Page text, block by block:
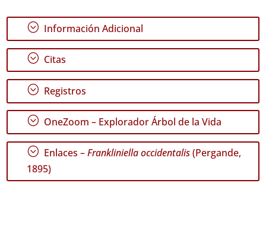
de
Precisión
P1
Rango
de
Fechas
GBIF -
Ocurrencias
; Información Adicional
; Citas
; Registros
; OneZoom – Explorador Árbol de la Vida
; Enlaces –Frankliniella occidentalis(Pergande,
1895)